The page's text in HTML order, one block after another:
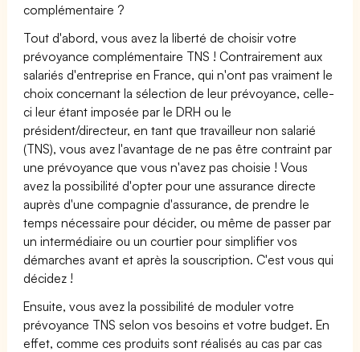
complémentaire ?
Tout d'abord, vous avez la liberté de choisir votre
prévoyance complémentaire TNS ! Contrairement aux
salariés d'entreprise en France, qui n'ont pas vraiment le
choix concernant la sélection de leur prévoyance, celle-
ci leur étant imposée par le DRH ou le
président/directeur, en tant que travailleur non salarié
(TNS), vous avez l'avantage de ne pas être contraint par
une prévoyance que vous n'avez pas choisie ! Vous
avez la possibilité d'opter pour une assurance directe
auprès d'une compagnie d'assurance, de prendre le
temps nécessaire pour décider, ou même de passer par
un intermédiaire ou un courtier pour simplifier vos
démarches avant et après la souscription. C'est vous qui
décidez !
Ensuite, vous avez la possibilité de moduler votre
prévoyance TNS selon vos besoins et votre budget. En
effet, comme ces produits sont réalisés au cas par cas